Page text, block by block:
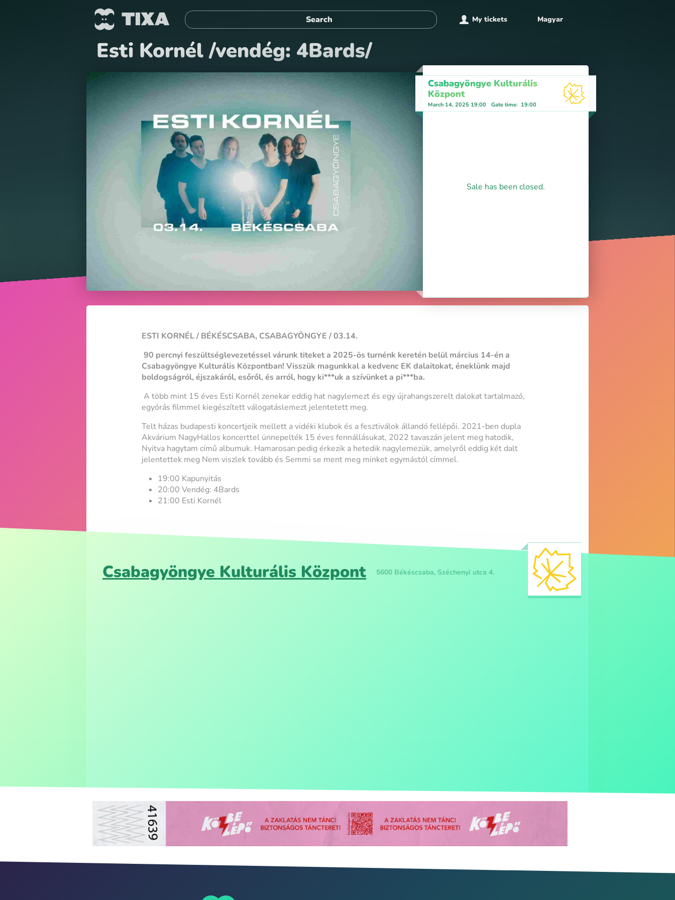
My tickets Magyar
Esti Kornél /vendég: 4Bards/
Csabagyöngye Kulturális
Központ
March 14, 2025 19:00 Gate time: 19:00
Sale has been closed.
ESTI KORNÉL / BÉKÉSCSABA, CSABAGYÖNGYE / 03.14.
90 percnyi feszültséglevezetéssel várunk titeket a 2025-ös turnénk keretén belül március 14-én a
Csabagyöngye Kulturális Központban! Visszük magunkkal a kedvenc EK dalaitokat, éneklünk majd
boldogságról, éjszakáról, esőről, és arról, hogy ki***uk a szívünket a pi***ba.
A több mint 15 éves Esti Kornél zenekar eddig hat nagylemezt és egy újrahangszerelt dalokat tartalmazó,
egyórás filmmel kiegészített válogatáslemezt jelentetett meg.
Telt házas budapesti koncertjeik mellett a vidéki klubok és a fesztiválok állandó fellépői. 2021-ben dupla
Akvárium NagyHallos koncerttel ünnepelték 15 éves fennállásukat, 2022 tavaszán jelent meg hatodik,
Nyitva hagytam című albumuk. Hamarosan pedig érkezik a hetedik nagylemezük, amelyről eddig két dalt
jelentettek meg Nem viszlek tovább és Semmi se ment meg minket egymástól címmel.
19:00 Kapunyitás
20:00 Vendég: 4Bards
21:00 Esti Kornél
Csabagyöngye Kulturális Központ 5600 Békéscsaba, Széchenyi utca 4.